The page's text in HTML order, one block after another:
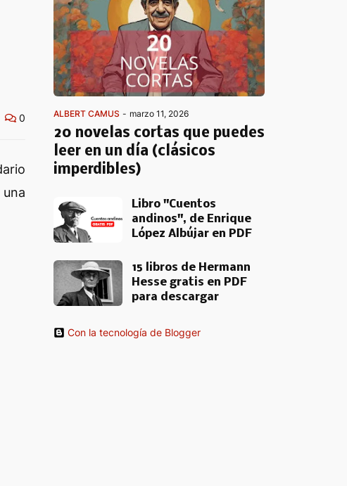
0 ALBERT CAMUS - marzo 11, 2026
20 novelas cortas que puedes
leer en un día (clásicos
imperdibles)
Libro "Cuentos
andinos", de Enrique
López Albújar en PDF
15 libros de Hermann
Hesse gratis en PDF
para descargar
Con la tecnología de Blogger